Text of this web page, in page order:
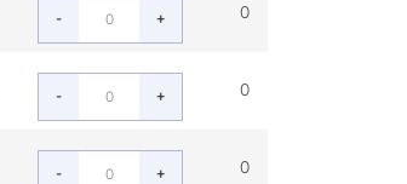
- + 0
- + 0
- + 0